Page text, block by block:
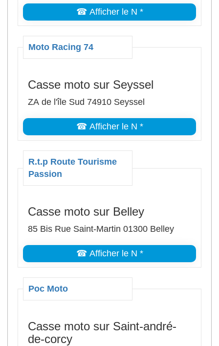
☎ Afficher le N *
Moto Racing 74
Casse moto sur Seyssel
ZA de l'île Sud 74910 Seyssel
☎ Afficher le N *
R.t.p Route Tourisme
Passion
Casse moto sur Belley
85 Bis Rue Saint-Martin 01300 Belley
☎ Afficher le N *
Poc Moto
Casse moto sur Saint-andré-
de-corcy